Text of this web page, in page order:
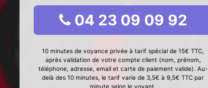
04 23 09 09 92
10 minutes de voyance privée à tarif spécial de 15€ TTC,
après validation de votre compte client (nom, prénom,
téléphone, adresse, email et carte de paiement valide). Au-
delà des 10 minutes, le tarif varie de 3,5€ à 9,5€ TTC par
minute selon le voyant.